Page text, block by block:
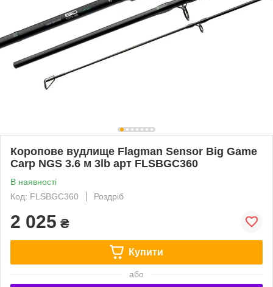
Коропове вудлище Flagman Sensor Big Game
Carp NGS 3.6 м 3lb арт FLSBGC360
В наявності
Код: FLSBGC360
Роздріб
2 025 ₴
Купити
або